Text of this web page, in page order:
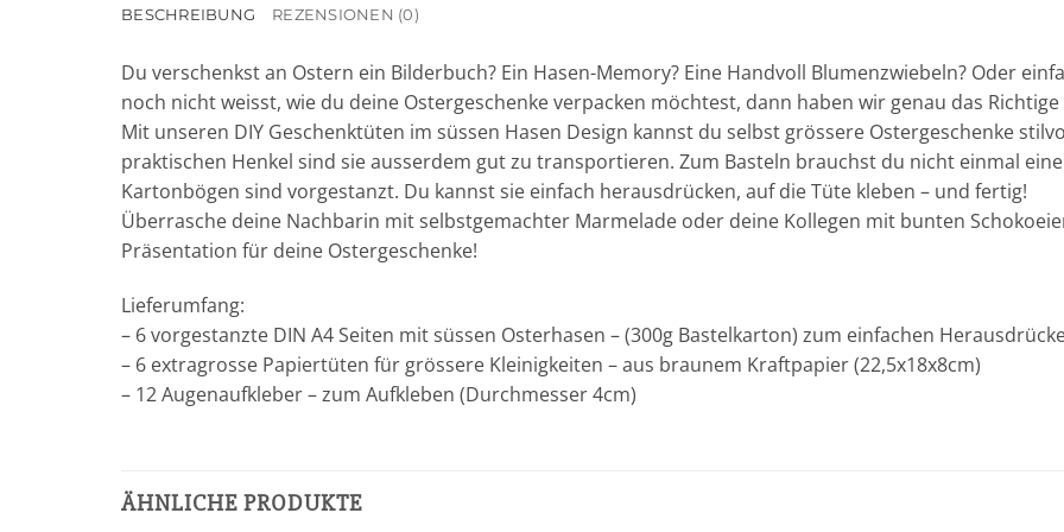
BESCHREIBUNG REZENSIONEN (0)
Du verschenkst an Ostern ein Bilderbuch? Ein Hasen-Memory? Eine Handvoll Blumenzwiebeln? Oder
noch nicht weisst, wie du deine Ostergeschenke verpacken möchtest, dann haben wir genau das
Mit unseren DIY Geschenktüten im süssen Hasen Design kannst du selbst grössere Ostergeschenke
praktischen Henkel sind sie ausserdem gut zu transportieren. Zum Basteln brauchst du nicht einmal
Kartonbögen sind vorgestanzt. Du kannst sie einfach herausdrücken, auf die Tüte kleben – und fertig!
Überrasche deine Nachbarin mit selbstgemachter Marmelade oder deine Kollegen mit bunten
Präsentation für deine Ostergeschenke!
Lieferumfang:
– 6 vorgestanzte DIN A4 Seiten mit süssen Osterhasen – (300g Bastelkarton) zum einfachen
– 6 extragrosse Papiertüten für grössere Kleinigkeiten – aus braunem Kraftpapier (22,5x18x8cm)
– 12 Augenaufkleber – zum Aufkleben (Durchmesser 4cm)
ÄHNLICHE PRODUKTE